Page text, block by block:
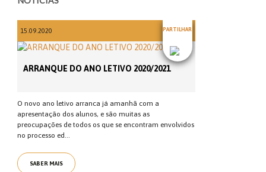
15.09.2020 PARTILHAR
ARRANQUE DO ANO LETIVO 2020/2021
O novo ano letivo arranca já amanhã com a
apresentação dos alunos, e são muitas as
preocupações de todos os que se encontram envolvidos
no processo ed...
SABER MAIS